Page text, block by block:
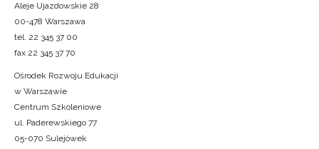
Aleje Ujazdowskie 28
00-478 Warszawa
tel. 22 345 37 00
fax 22 345 37 70
Ośrodek Rozwoju Edukacji
w Warszawie
Centrum Szkoleniowe
ul. Paderewskiego 77
05-070 Sulejówek